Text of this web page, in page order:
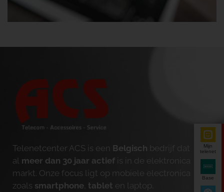
Telenetcenter ACS is een Belgisch bedrijf dat
al meer dan 30 jaar actief is in de elektronica
markt. Onze focus ligt op mobiele electronica
zoals smartphone tablet en laptop,
Mijn
telenet
Base